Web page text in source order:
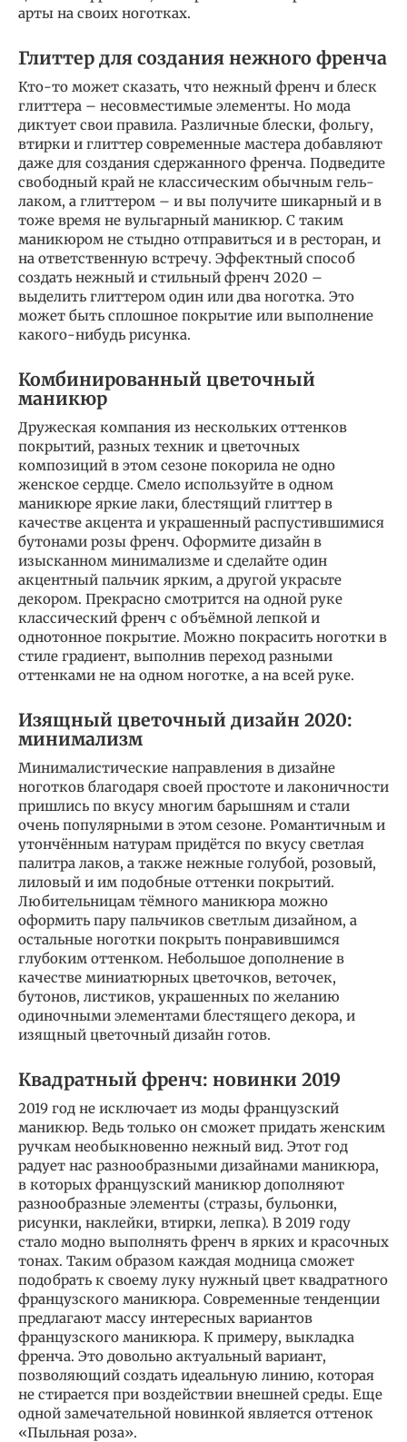
арты на своих ноготках.
Глиттер для создания нежного френча
Кто-то может сказать, что нежный френч и блеск
глиттера – несовместимые элементы. Но мода
диктует свои правила. Различные блески, фольгу,
втирки и глиттер современные мастера добавляют
даже для создания сдержанного френча. Подведите
свободный край не классическим обычным гель-
лаком, а глиттером – и вы получите шикарный и в
тоже время не вульгарный маникюр. С таким
маникюром не стыдно отправиться и в ресторан, и
на ответственную встречу. Эффектный способ
создать нежный и стильный френч 2020 –
выделить глиттером один или два ноготка. Это
может быть сплошное покрытие или выполнение
какого-нибудь рисунка.
Комбинированный цветочный
маникюр
Дружеская компания из нескольких оттенков
покрытий, разных техник и цветочных
композиций в этом сезоне покорила не одно
женское сердце. Смело используйте в одном
маникюре яркие лаки, блестящий глиттер в
качестве акцента и украшенный распустившимися
бутонами розы френч. Оформите дизайн в
изысканном минимализме и сделайте один
акцентный пальчик ярким, а другой украсьте
декором. Прекрасно смотрится на одной руке
классический френч с объёмной лепкой и
однотонное покрытие. Можно покрасить ноготки в
стиле градиент, выполнив переход разными
оттенками не на одном ноготке, а на всей руке.
Изящный цветочный дизайн 2020:
минимализм
Минималистические направления в дизайне
ноготков благодаря своей простоте и лаконичности
пришлись по вкусу многим барышням и стали
очень популярными в этом сезоне. Романтичным и
утончённым натурам придётся по вкусу светлая
палитра лаков, а также нежные голубой, розовый,
лиловый и им подобные оттенки покрытий.
Любительницам тёмного маникюра можно
оформить пару пальчиков светлым дизайном, а
остальные ноготки покрыть понравившимся
глубоким оттенком. Небольшое дополнение в
качестве миниатюрных цветочков, веточек,
бутонов, листиков, украшенных по желанию
одиночными элементами блестящего декора, и
изящный цветочный дизайн готов.
Квадратный френч: новинки 2019
2019 год не исключает из моды французский
маникюр. Ведь только он сможет придать женским
ручкам необыкновенно нежный вид. Этот год
радует нас разнообразными дизайнами маникюра,
в которых французский маникюр дополняют
разнообразные элементы (стразы, бульонки,
рисунки, наклейки, втирки, лепка). В 2019 году
стало модно выполнять френч в ярких и красочных
тонах. Таким образом каждая модница сможет
подобрать к своему луку нужный цвет квадратного
французского маникюра. Современные тенденции
предлагают массу интересных вариантов
французского маникюра. К примеру, выкладка
френча. Это довольно актуальный вариант,
позволяющий создать идеальную линию, которая
не стирается при воздействии внешней среды. Еще
одной замечательной новинкой является оттенок
«Пыльная роза».